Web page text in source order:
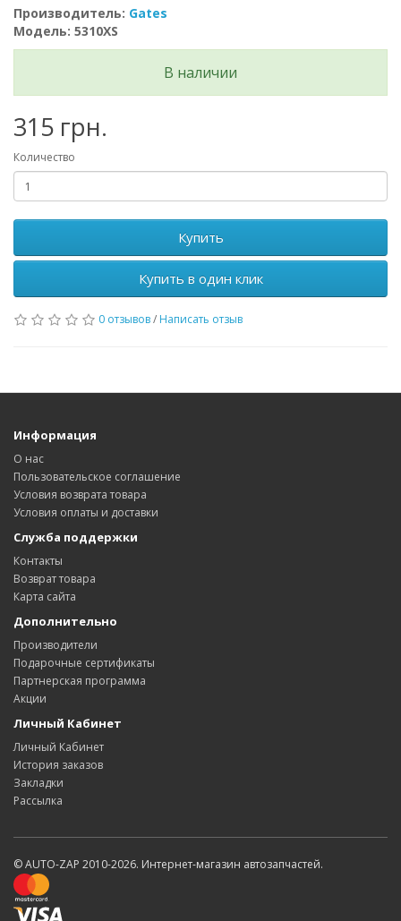
Производитель: Gates
Модель: 5310XS
В наличии
315 грн.
Количество
Купить
Купить в один клик
0 отзывов/ Написать отзыв
Информация
О нас
Пользовательское соглашение
Условия возврата товара
Условия оплаты и доставки
Служба поддержки
Контакты
Возврат товара
Карта сайта
Дополнительно
Производители
Подарочные сертификаты
Партнерская программа
Акции
Личный Кабинет
Личный Кабинет
История заказов
Закладки
Рассылка
© AUTO-ZAP 2010-2026. Интернет-магазин автозапчастей.